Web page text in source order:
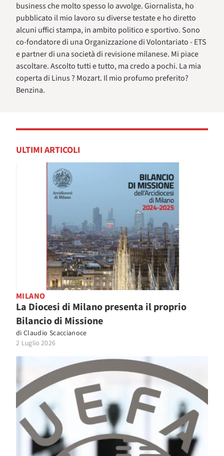
business che molto spesso lo avvolge. Giornalista, ho
pubblicato il mio lavoro su diverse testate e ho diretto
alcuni uffici stampa, in ambito politico e sportivo. Sono
co-fondatore di una Organizzazione di Volontariato - ETS
e partner di una società di revisione milanese. Mi piace
ascoltare. Ascolto tutti e tutto, ma credo a pochi. La mia
coperta di Linus ? Mozart. Il mio profumo preferito?
Benzina.
ULTIMI ARTICOLI
MILANO
La Diocesi di Milano presenta il proprio
Bilancio di Missione
di Claudio Scaccianoce
2 Luglio 2026